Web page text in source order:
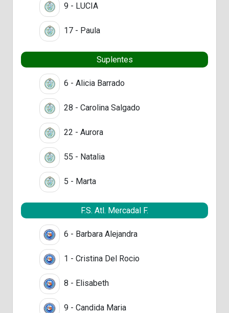
9 - LUCIA
17 - Paula
Suplentes
6 - Alicia Barrado
28 - Carolina Salgado
22 - Aurora
55 - Natalia
5 - Marta
F.S. Atl. Mercadal F.
6 - Barbara Alejandra
1 - Cristina Del Rocio
8 - Elisabeth
9 - Candida Maria